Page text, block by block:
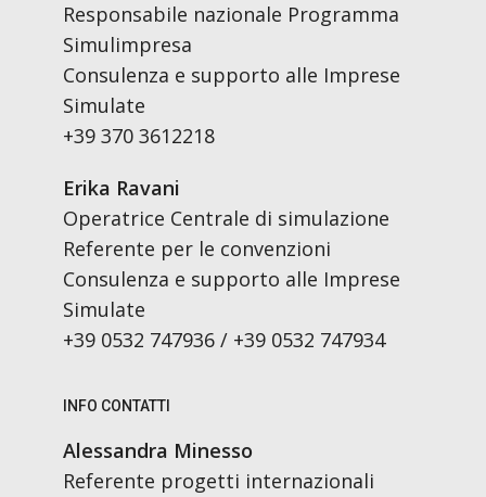
Responsabile nazionale Programma
Simulimpresa
Consulenza e supporto alle Imprese
Simulate
+39 370 3612218
Erika Ravani
Operatrice Centrale di simulazione
Referente per le convenzioni
Consulenza e supporto alle Imprese
Simulate
+39 0532 747936 / +39 0532 747934
INFO CONTATTI
Alessandra Minesso
Referente progetti internazionali